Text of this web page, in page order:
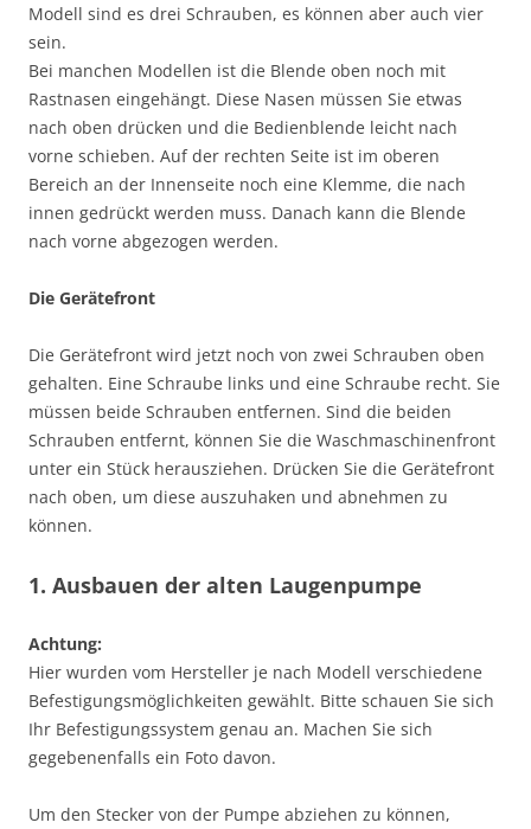
Modell sind es drei Schrauben, es können aber auch vier
sein.
Bei manchen Modellen ist die Blende oben noch mit
Rastnasen eingehängt. Diese Nasen müssen Sie etwas
nach oben drücken und die Bedienblende leicht nach
vorne schieben. Auf der rechten Seite ist im oberen
Bereich an der Innenseite noch eine Klemme, die nach
innen gedrückt werden muss. Danach kann die Blende
nach vorne abgezogen werden.
Die Gerätefront
Die Gerätefront wird jetzt noch von zwei Schrauben oben
gehalten. Eine Schraube links und eine Schraube recht. Sie
müssen beide Schrauben entfernen. Sind die beiden
Schrauben entfernt, können Sie die Waschmaschinenfront
unter ein Stück herausziehen. Drücken Sie die Gerätefront
nach oben, um diese auszuhaken und abnehmen zu
können.
1. Ausbauen der alten Laugenpumpe
Achtung:
Hier wurden vom Hersteller je nach Modell verschiedene
Befestigungsmöglichkeiten gewählt. Bitte schauen Sie sich
Ihr Befestigungssystem genau an. Machen Sie sich
gegebenenfalls ein Foto davon.
Um den Stecker von der Pumpe abziehen zu können,